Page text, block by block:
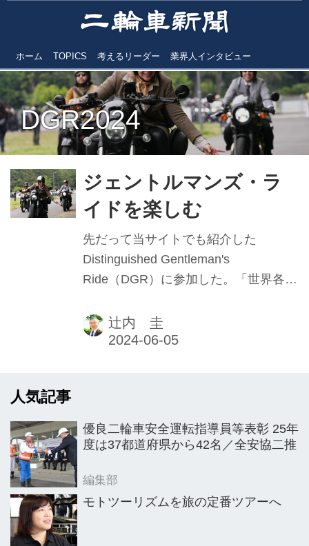
ホーム TOPICS 考えるリーダー 業界人インタビュー
DGR2024
ジェントルマンズ・ラ
イドを楽しむ
先だって当サイトでも紹介した
Distinguished Gentleman's
Ride（DGR）に参加した。「世界各地
シカルなバイクに跨り、パレードラン
しながら募金を呼びかける」というも
辻内 圭
人気記事
優良二輪車安全運転指導員等表彰 25年
度は37都道府県から42名／全安協二推
編集部
モトツーリズムを旅の定番ツアーへ